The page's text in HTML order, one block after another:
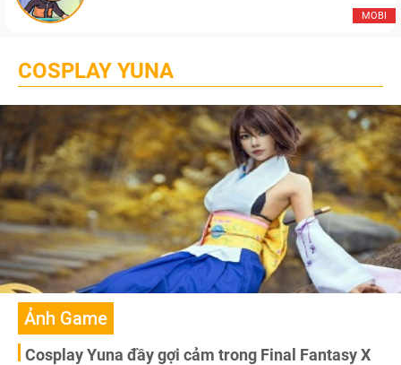
MOBI
COSPLAY YUNA
Ảnh Game
Cosplay Yuna đầy gợi cảm trong Final Fantasy X